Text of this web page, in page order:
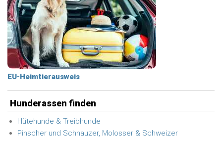
EU-Heimtierausweis
Hunderassen finden
Hütehunde & Treibhunde
Pinscher und Schnauzer, Molosser & Schweizer